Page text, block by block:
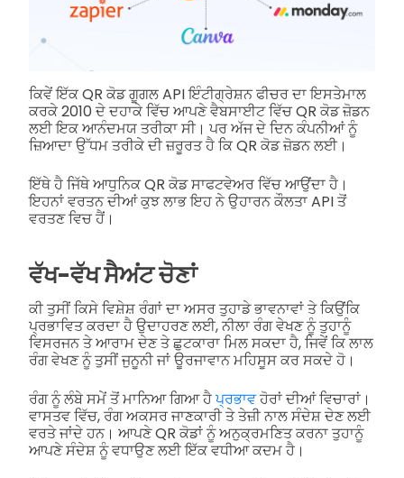
ਕਿਵੇਂ ਇੱਕ QR ਕੋਡ ਗੂਗਲ API ਇੰਟੀਗ੍ਰੇਸ਼ਨ ਫੀਚਰ ਦਾ ਇਸਤੇਮਾਲ
ਕਰਕੇ 2010 ਦੇ ਦਹਾਕੇ ਵਿੱਚ ਆਪਣੇ ਵੈਬਸਾਈਟ ਵਿੱਚ QR ਕੋਡ ਜ਼ੋਡਨ
ਲਈ ਇਕ ਆਨੰਦਮਯ ਤਰੀਕਾ ਸੀ। ਪਰ ਅੱਜ ਦੇ ਦਿਨ ਕੰਪਨੀਆਂ ਨੂੰ
ਜ਼ਿਆਦਾ ਉੱਧਮ ਤਰੀਕੇ ਦੀ ਜ਼ਰੂਰਤ ਹੈ ਕਿ QR ਕੋਡ ਜ਼ੋਡਨ ਲਈ।
ਇੱਥੇ ਹੈ ਜਿੱਥੇ ਆਧੁਨਿਕ QR ਕੋਡ ਸਾਫਟਵੇਅਰ ਵਿੱਚ ਆਉਂਦਾ ਹੈ।
ਇਹਨਾਂ ਵਰਤਨ ਦੀਆਂ ਕੁਝ ਲਾਭ ਇਹ ਨੇ ਉਹਾਰਨ ਕੌਲਤਾ API ਤੋਂ
ਵਰਤਣ ਵਿਚ ਹੈਂ।
ਵੱਖ-ਵੱਖ ਸੈਅਂਟ ਚੋਣਾਂ
ਕੀ ਤੁਸੀਂ ਕਿਸੇ ਵਿਸ਼ੇਸ਼ ਰੰਗਾਂ ਦਾ ਅਸਰ ਤੁਹਾਡੇ ਭਾਵਨਾਵਾਂ ਤੇ ਕਿਉਂਕਿ
ਪ੍ਰਭਾਵਿਤ ਕਰਦਾ ਹੈ ਉਦਾਹਰਣ ਲਈ, ਨੀਲਾ ਰੰਗ ਵੇਖਣ ਨੂੰ ਤੁਹਾਨੂੰ
ਵਿਸਰਜਨ ਤੇ ਆਰਾਮ ਦੇਣ ਤੇ ਛੁਟਕਾਰਾ ਮਿਲ ਸਕਦਾ ਹੈ, ਜਿਵੇਂ ਕਿ ਲਾਲ
ਰੰਗ ਵੇਖਣ ਨੂੰ ਤੁਸੀਂ ਜੁਨੂਨੀ ਜਾਂ ਊਰਜਾਵਾਨ ਮਹਿਸੂਸ ਕਰ ਸਕਦੇ ਹੋ।
ਰੰਗ ਨੂੰ ਲੰਬੇ ਸਮੇਂ ਤੋਂ ਮਾਨਿਆ ਗਿਆ ਹੈਪ੍ਰਭਾਵਹੋਰਾਂ ਦੀਆਂ ਵਿਚਾਰਾਂ।
ਵਾਸਤਵ ਵਿੱਚ, ਰੰਗ ਅਕਸਰ ਜਾਣਕਾਰੀ ਤੇ ਤੇਜ਼ੀ ਨਾਲ ਸੰਦੇਸ਼ ਦੇਣ ਲਈ
ਵਰਤੇ ਜਾਂਦੇ ਹਨ। ਆਪਣੇ QR ਕੋਡਾਂ ਨੂੰ ਅਨੁਕ੍ਰਮਣਿਤ ਕਰਨਾ ਤੁਹਾਨੂੰ
ਆਪਣੇ ਸੰਦੇਸ਼ ਨੂੰ ਵਧਾਉਣ ਲਈ ਇੱਕ ਵਧੀਆ ਕਦਮ ਹੈ।